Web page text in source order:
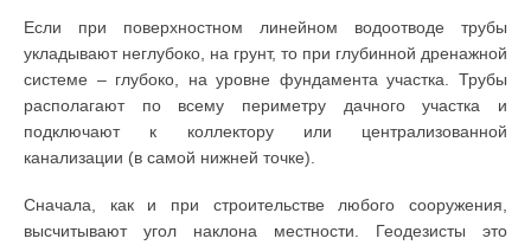
Если при поверхностном линейном водоотводе трубы
укладывают неглубоко, на грунт, то при глубинной дренажной
системе – глубоко, на уровне фундамента участка. Трубы
располагают по всему периметру дачного участка и
подключают к коллектору или централизованной
канализации (в самой нижней точке).
Сначала, как и при строительстве любого сооружения,
высчитывают угол наклона местности. Геодезисты это